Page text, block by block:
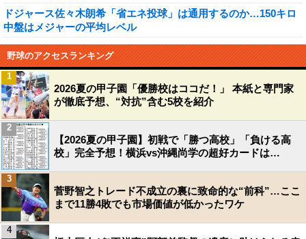
ドジャース佐々木朗希「省エネ投球」は通用するのか…150キロ
中盤はメジャーの平均レベル
野球のアクセスランキング
2026夏の甲子園「優勝校はココだ！」 本紙と専門家
が徹底予想、“対抗”含む5校を紹介
1
【2026夏の甲子園】初戦で「勝つ高校」「負ける高
校」完全予想！横浜vs沖縄尚学の超好カードは…
2
菅野智之トレード不成立の裏に致命的な“前科”…ここ
まで11勝4敗でも市場価値が低かったワケ
3
4